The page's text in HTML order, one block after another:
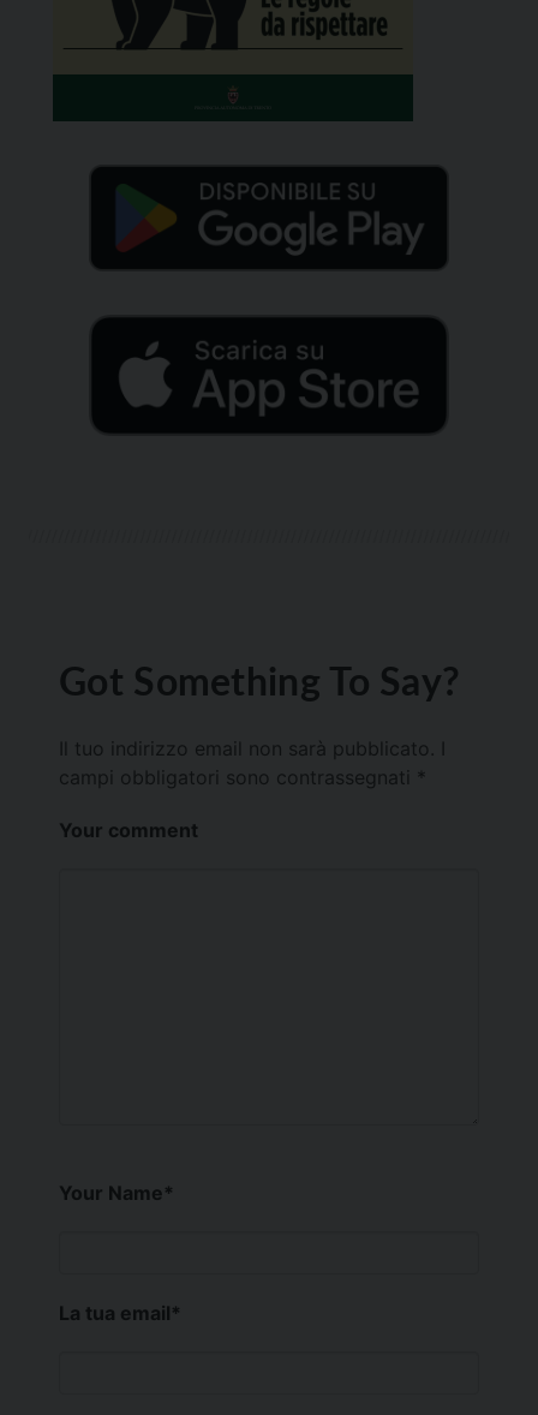
Got Something To Say?
Il tuo indirizzo email non sarà pubblicato.
campi obbligatori sono contrassegnati *
Your comment
Your Name*
La tua email*